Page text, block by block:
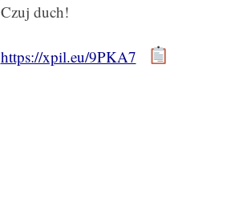
Czuj duch!
https://xpil.eu/9PKA7